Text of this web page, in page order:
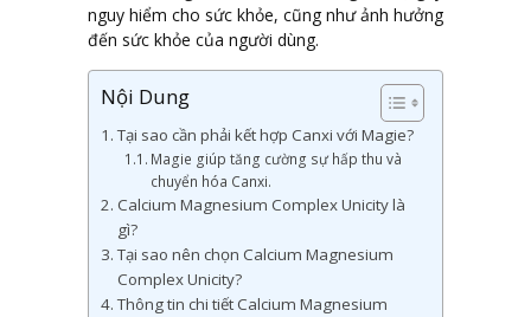
nguy hiểm cho sức khỏe, cũng như ảnh hưởng
đến sức khỏe của người dùng.
Nội Dung
Tại sao cần phải kết hợp Canxi với Magie?
Magie giúp tăng cường sự hấp thu và
chuyển hóa Canxi.
Calcium Magnesium Complex Unicity là
gì?
Tại sao nên chọn Calcium Magnesium
Complex Unicity?
Thông tin chi tiết Calcium Magnesium